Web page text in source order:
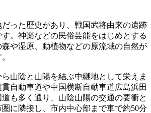
った歴史があり、戦国武将由来の遺跡
。神楽などの民俗芸能をはじめとする
や湿原、動植物などの原流域の自然が
山陰と山陽を結ぶ中継地として栄えま
自動車道や中国横断自動車道広島浜田
も多く通り、山陰山陽の交通の要衝と
に隣接し、市内中心部まで車で約50分